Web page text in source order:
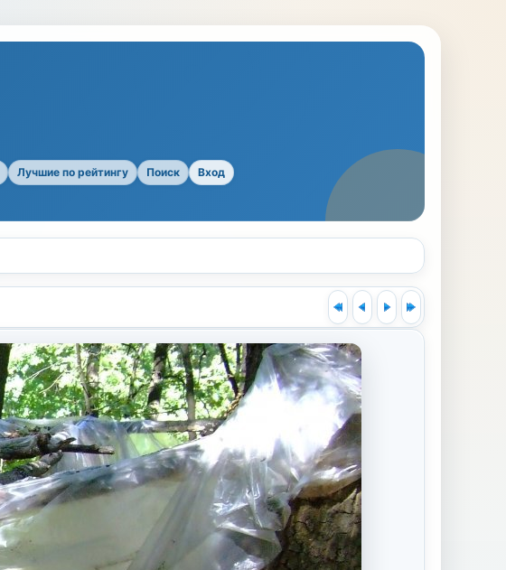
Лучшие по рейтингу Поиск Вход